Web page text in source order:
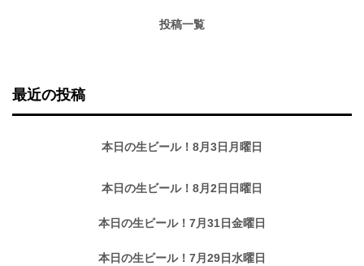
投稿一覧
最近の投稿
本日の生ビール！8月3日月曜日
本日の生ビール！8月2日日曜日
本日の生ビール！7月31日金曜日
本日の生ビール！7月29日水曜日